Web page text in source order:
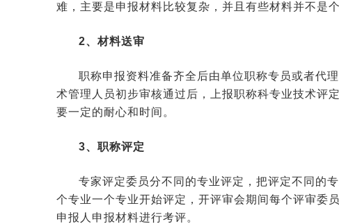
难，主要是申报材料比较复杂，并且有些材料并不是
2、材料送审
职称申报资料准备齐全后由单位职称专员或者代
术管理人员初步审核通过后，上报职称科专业技术评
要一定的耐心和时间。
3、职称评定
专家评定委员分不同的专业评定，把评定不同的
个专业一个专业开始评定，开评审会期间每个评审委
申报人申报材料进行考评。